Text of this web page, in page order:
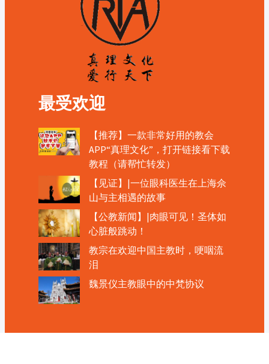
最受欢迎
【推荐】一款非常好用的教会
APP“真理文化”，打开链接看下载
教程（请帮忙转发）
【见证】|一位眼科医生在上海佘
山与主相遇的故事
【公教新闻】|肉眼可见！圣体如
心脏般跳动！
教宗在欢迎中国主教时，哽咽流
泪
魏景仪主教眼中的中梵协议